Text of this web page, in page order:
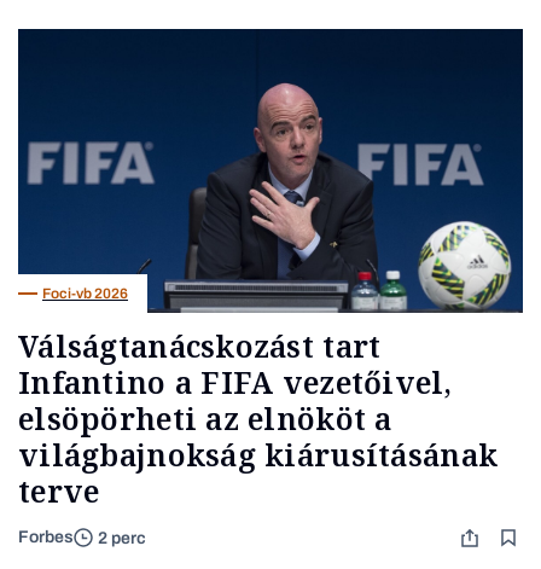
Foci-vb 2026
Válságtanácskozást tart
Infantino a FIFA vezetőivel,
elsöpörheti az elnököt a
világbajnokság kiárusításának
terve
Forbes 2 perc